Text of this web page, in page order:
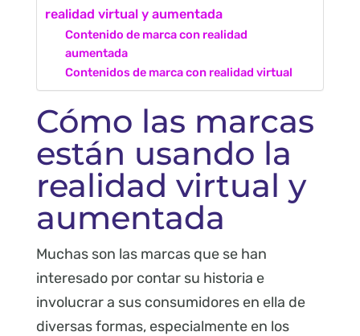
realidad virtual y aumentada
Contenido de marca con realidad
aumentada
Contenidos de marca con realidad virtual
Cómo las marcas
están usando la
realidad virtual y
aumentada
Muchas son las marcas que se han
interesado por contar su historia e
involucrar a sus consumidores en ella de
diversas formas, especialmente en los